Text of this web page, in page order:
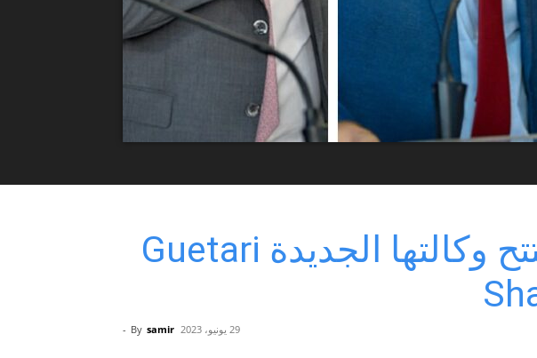
قفصة: KIA تفتتح وكالتها الجديدة Guetari
By samir
- 29 يونيو، 2023